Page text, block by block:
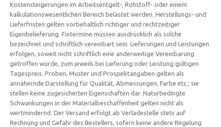
Kostensteigerungen im Arbeitsentgelt-, Rohstoff- oder einem
kalkulationswesentlichen Bereich belastet werden. Herstellungs- und
Lieferfristen gelten vorbehaltlich richtiger und rechtzeitiger
Eigenbelieferung. Fixtermine müssen ausdrücklich als solche
bezeichnet und schriftlich vereinbart sein. Lieferungen und Leistungen
erfolgen, soweit nicht schriftlich eine anderweitige Vereinbarung
getroffen wurde, zum jeweils bei Lieferung oder Leistung gültigen
Tagespreis. Proben, Muster und Prospektangaben gelten als
annähernde Darstellung für Qualität, Abmessungen, Farbe etc.; sie
stellen keine zugesicherten Eigenschaften dar. Naturbedingte
Schwankungen in der Materialbeschaffenheit gelten nicht als
wertmindernd. Der Versand erfolgt ab Verladestelle stets auf
Rechnung und Gefahr des Bestellers, sofern keine andere Regelung